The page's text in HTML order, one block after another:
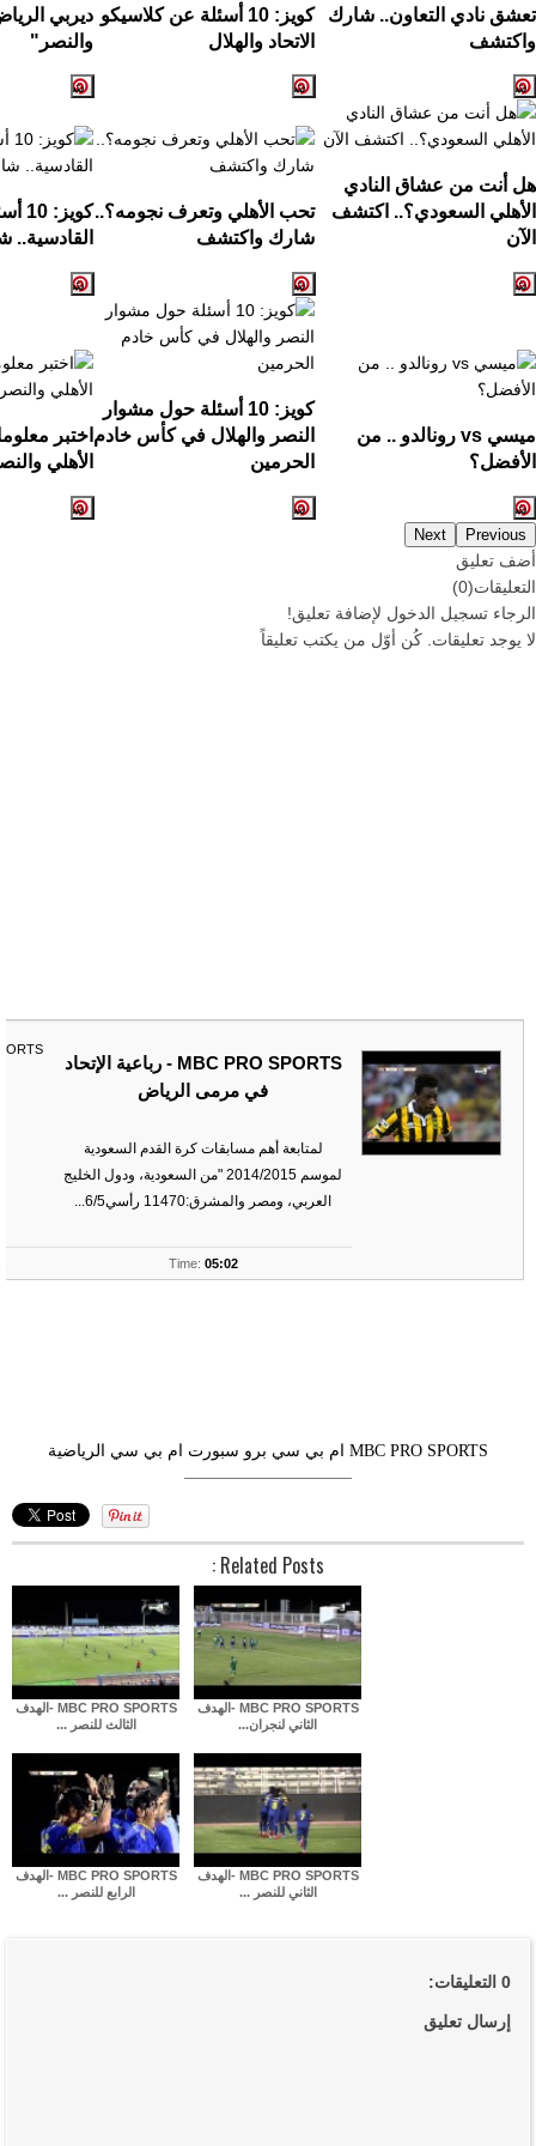
تعشق نادي التعاون.. شارك
واكتشف
كويز: 10 أسئلة عن كلاسيكو
الاتحاد والهلال
ديربي
والنصر"
هل أنت من عشاق النادي
الأهلي السعودي؟.. اكتشف
الآن
تحب الأهلي وتعرف نجومه؟..
شارك واكتشف
القادسية..
ميسي vs رونالدو .. من
الأفضل؟
كويز: 10 أسئلة حول مشوار
النصر والهلال في كأس خادم
الحرمين
اختبر
الأهلي
Previous
Next
أضف تعليق
التعليقات(
0
)
الرجاء تسجيل الدخول لإضافة تعليق!
لا يوجد تعليقات. كُن أوّل من يكتب تعليقاً
MBC PRO SPORTS - رباعية الإتحاد
في مرمى الرياض
لمتابعة أهم مسابقات كرة القدم السعودية
لموسم 2014/2015 "من السعودية، ودول الخليج
العربي، ومصر والمشرق:11470 رأسي6/5...
Time: 05:02
MBC PRO SPORTS ام بي سي برو سبورت ام بي سي الرياضية
––––––––––––––––––––
Related Posts :
MBC PRO SPORTS -الهدف
الثالث للنصر ...
MBC PRO SPORTS -الهدف
الثاني لنجران...
MBC PRO SPORTS -الهدف
الرابع للنصر ...
MBC PRO SPORTS -الهدف
الثاني للنصر ...
0 التعليقات:
إرسال تعليق